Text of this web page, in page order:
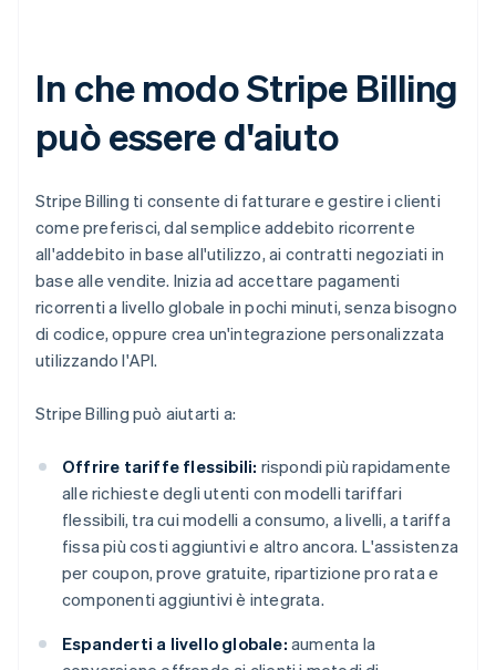
In che modo Stripe Billing
può essere d'aiuto
Stripe Billing ti consente di fatturare e gestire i clienti
come preferisci, dal semplice addebito ricorrente
all'addebito in base all'utilizzo, ai contratti negoziati in
base alle vendite. Inizia ad accettare pagamenti
ricorrenti a livello globale in pochi minuti, senza bisogno
di codice, oppure crea un'integrazione personalizzata
utilizzando l'API.
Stripe Billing può aiutarti a:
Offrire tariffe flessibili: rispondi più rapidamente
alle richieste degli utenti con modelli tariffari
flessibili, tra cui modelli a consumo, a livelli, a tariffa
fissa più costi aggiuntivi e altro ancora. L'assistenza
per coupon, prove gratuite, ripartizione pro rata e
componenti aggiuntivi è integrata.
Espanderti a livello globale: aumenta la